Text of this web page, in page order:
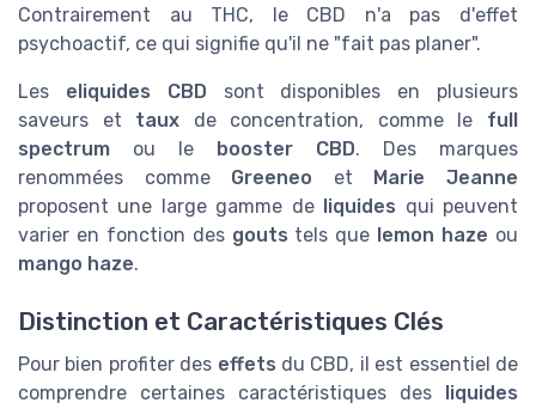
Contrairement au THC, le CBD n'a pas d'effet
psychoactif, ce qui signifie qu'il ne "fait pas planer".
Les eliquides CBD sont disponibles en plusieurs
saveurs et taux de concentration, comme le full
spectrum ou le booster CBD. Des marques
renommées comme Greeneo et Marie Jeanne
proposent une large gamme de liquides qui peuvent
varier en fonction des gouts tels que lemon haze ou
mango haze.
Distinction et Caractéristiques Clés
Pour bien profiter des effets du CBD, il est essentiel de
comprendre certaines caractéristiques des
liquides